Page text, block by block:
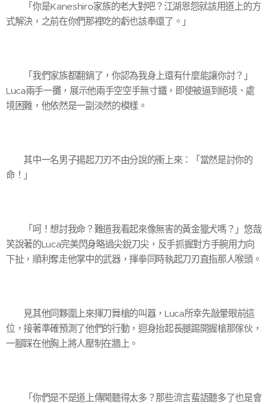
「你是Kaneshiro家族的老大對吧？江湖恩怨就該用道上的方
式解決，之前在你們那裡吃的虧也該奉還了。」
「我們家族都翻鍋了，你認為我身上還有什麼能讓你討？」
Luca兩手一攤，展示他兩手空空手無寸鐵，即使被逼到絕境、處
境困難，他依然是一副淡然的模樣。
其中一名男子揚起刀刃不由分說的衝上來：「當然是討你的
命！」
「呵！想討我命？難道我看起來像無害的黃金獵犬嗎？」悠哉
笑說著的Luca完美閃身略過尖銳刀尖，反手抓握對方手腕用力向
下扯，順利奪走他掌中的武器，揮拳同時執起刀刃直指那人喉頭。
見其他同夥圍上來揮刀舞槍的叫囂，Luca所幸先敲暈眼前這
位，接著準確預測了他們的行動，迴身抬起長腿踢開握槍那傢伙，
一腳踩在他胸上將人壓制在牆上。
「你們是不是道上傳聞聽得太多？那些流言蜚語聽多了也是會